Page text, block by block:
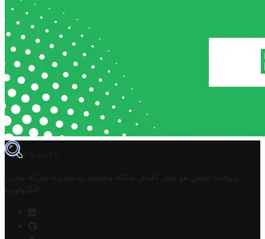
TROVIT
تروفيت تونس هو دليل أعمال تملكه وتحتفظ به وتديره
شركة مخزن
التكنولوجيا